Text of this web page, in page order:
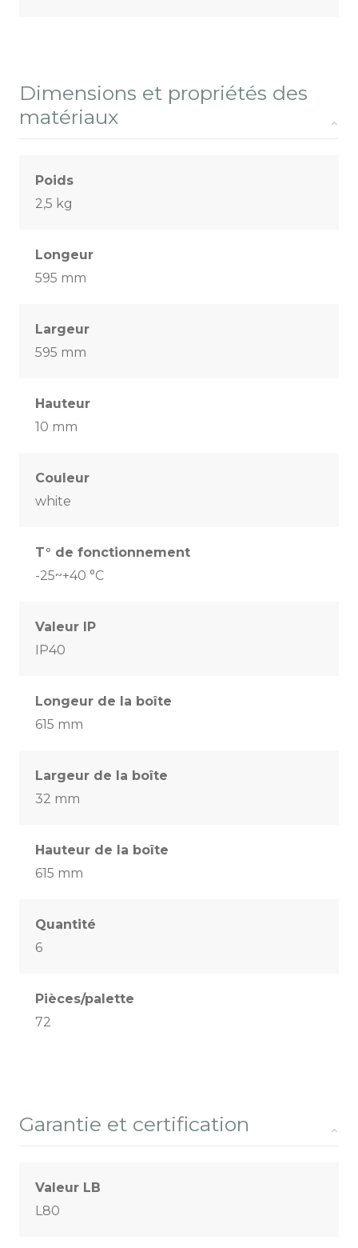
Dimensions et propriétés des
matériaux
Poids
2,5 kg
Longeur
595 mm
Largeur
595 mm
Hauteur
10 mm
Couleur
white
T° de fonctionnement
-25~+40 °C
Valeur IP
IP40
Longeur de la boîte
615 mm
Largeur de la boîte
32 mm
Hauteur de la boîte
615 mm
Quantité
6
Pièces/palette
72
Garantie et certification
Valeur LB
L80